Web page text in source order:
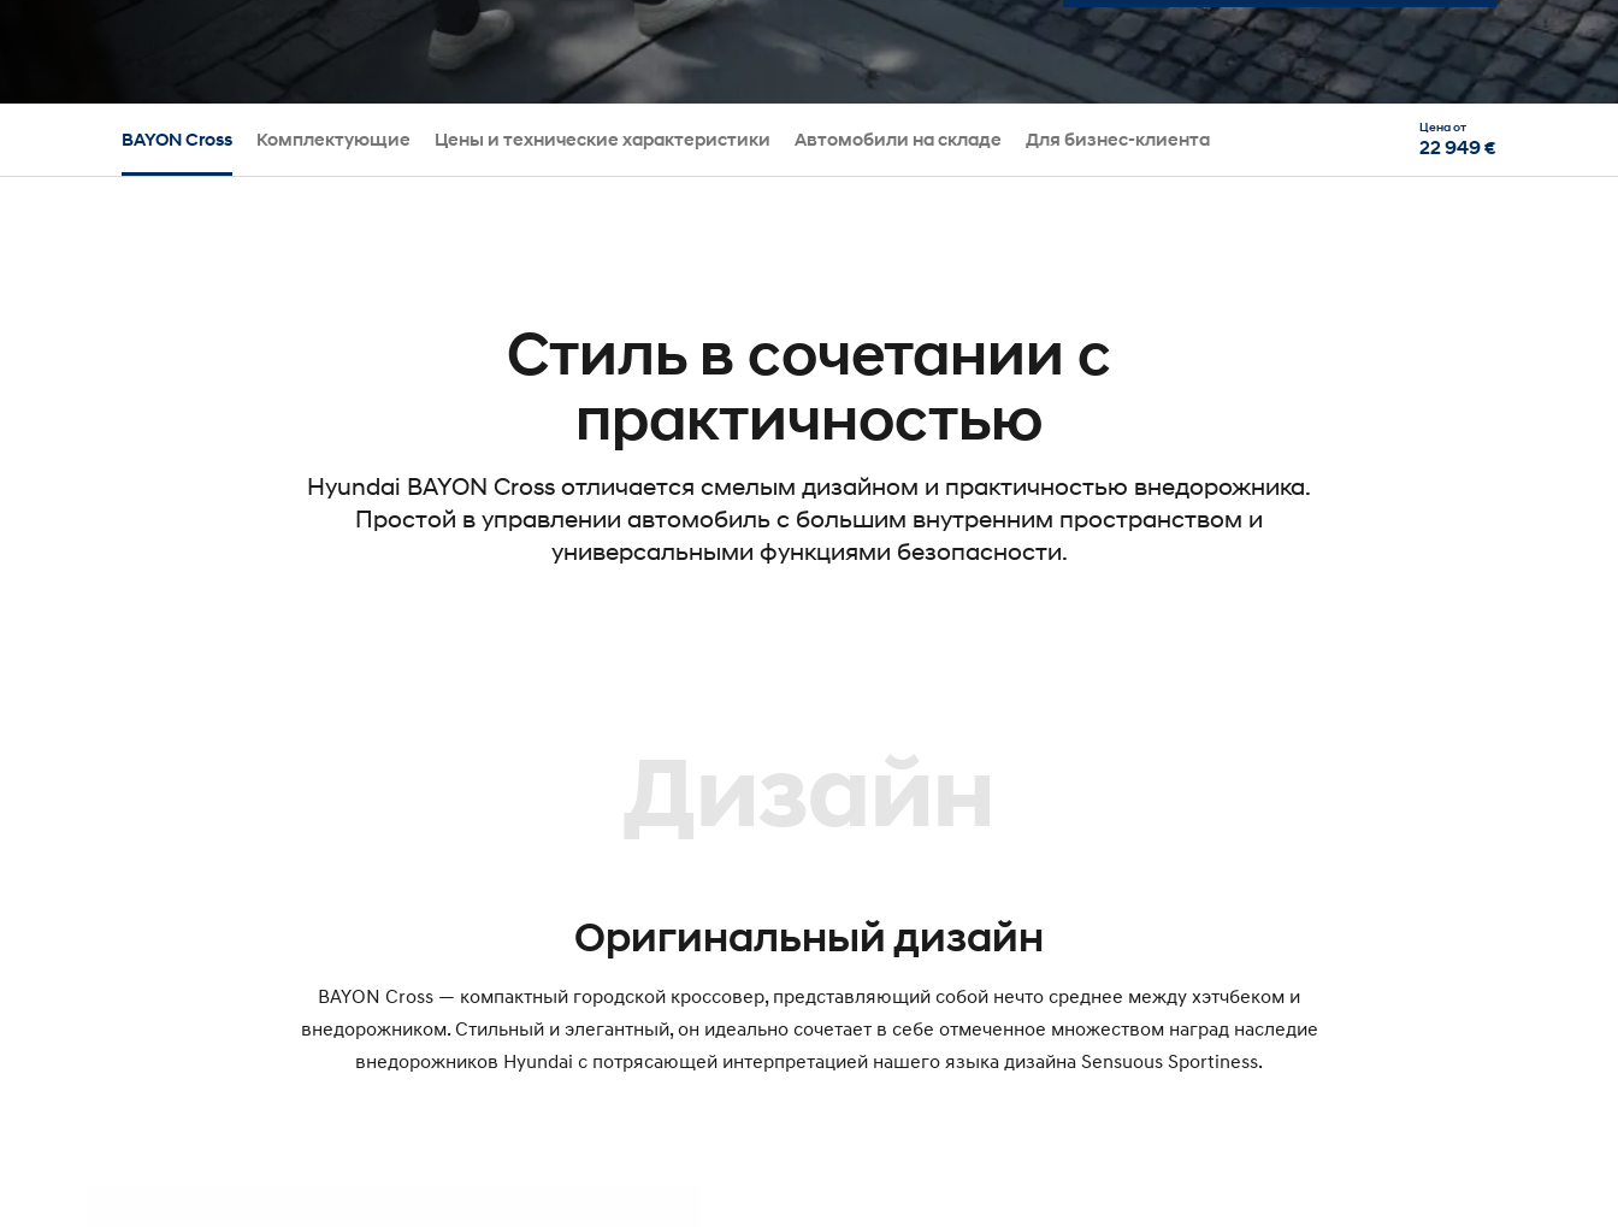
BAYON Cross Комплектующие Цены и технические характеристики Автомобили на складе Для бизнес-клиента
Цена от
22 949 €
Стиль в сочетании с
практичностью
Hyundai BAYON Cross отличается смелым дизайном и практичностью внедорожника.
Простой в управлении автомобиль с большим внутренним пространством и
универсальными функциями безопасности.
Дизайн
Оригинальный дизайн
BAYON Cross — компактный городской кроссовер, представляющий собой нечто среднее между хэтчбеком и
внедорожником. Стильный и элегантный, он идеально сочетает в себе отмеченное множеством наград наследие
внедорожников Hyundai с потрясающей интерпретацией нашего языка дизайна Sensuous Sportiness.